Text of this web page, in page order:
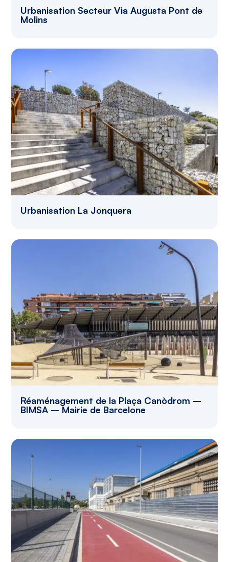
Urbanisation Secteur Via Augusta Pont de
Molins
Urbanisation La Jonquera
Réaménagement de la Plaça Canòdrom –
BIMSA – Mairie de Barcelone